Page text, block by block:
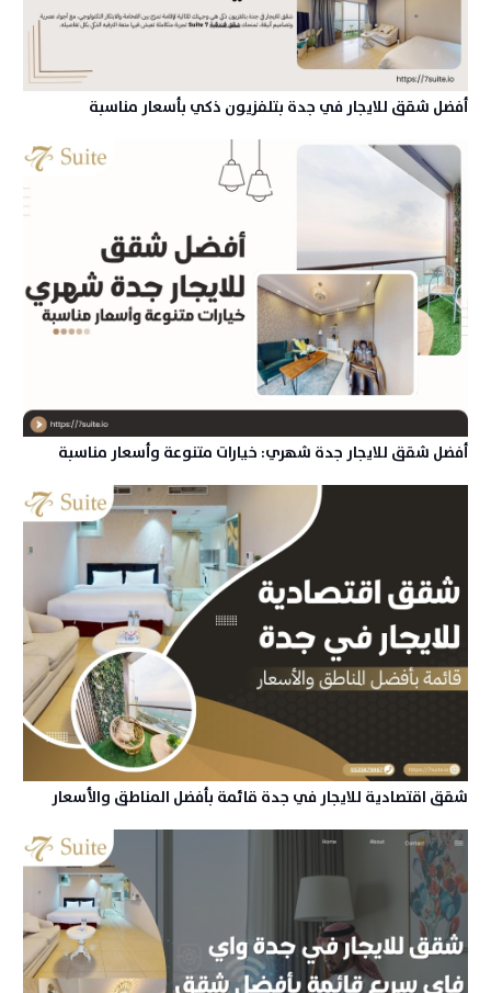
أفضل شقق للايجار في جدة بتلفزيون ذكي بأسعار مناسبة
أفضل شقق للايجار جدة شهري: خيارات متنوعة وأسعار مناسبة
شقق اقتصادية للايجار في جدة قائمة بأفضل المناطق والأسعار